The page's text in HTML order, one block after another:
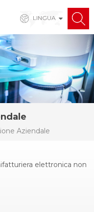
LINGUA
Aziendale
elettronica non